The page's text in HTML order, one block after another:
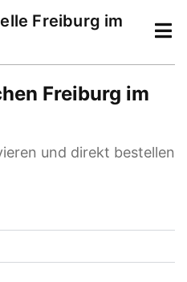
Freiburg im
Freiburg im
und direkt bestellen